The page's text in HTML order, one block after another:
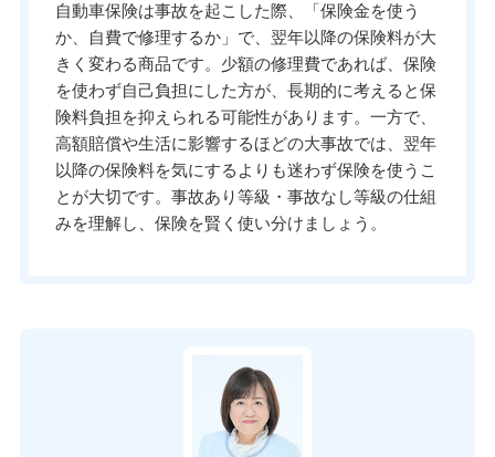
自動車保険は事故を起こした際、「保険金を使う
か、自費で修理するか」で、翌年以降の保険料が大
きく変わる商品です。少額の修理費であれば、保険
を使わず自己負担にした方が、長期的に考えると保
険料負担を抑えられる可能性があります。一方で、
高額賠償や生活に影響するほどの大事故では、翌年
以降の保険料を気にするよりも迷わず保険を使うこ
とが大切です。事故あり等級・事故なし等級の仕組
みを理解し、保険を賢く使い分けましょう。